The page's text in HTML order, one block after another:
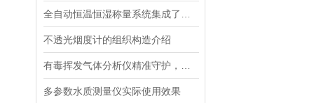
不透光烟度计的组织构造介绍
多参数水质测量仪实际使用效果